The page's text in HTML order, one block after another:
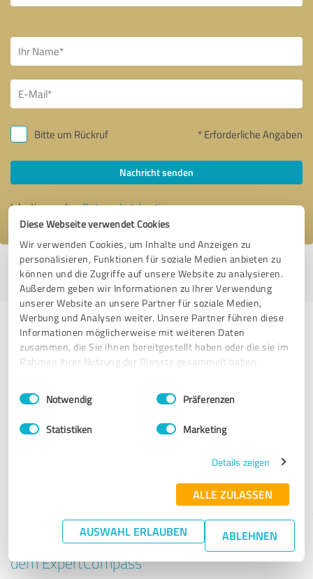
Diese Webseite verwendet Cookies
Wir verwenden Cookies, um Inhalte und Anzeigen zu
personalisieren, Funktionen für soziale Medien anbieten zu
können und die Zugriffe auf unsere Website zu analysieren.
Außerdem geben wir Informationen zu Ihrer Verwendung
unserer Website an unsere Partner für soziale Medien,
Werbung und Analysen weiter. Unsere Partner führen diese
Informationen möglicherweise mit weiteren Daten
zusammen, die Sie ihnen bereitgestellt haben oder die sie im
Rahmen Ihrer Nutzung der Dienste gesammelt haben.
Impressum Datenschutzbestimmungen
Einwilligungsauswahl
Notwendig Präferenzen
Statistiken Marketing
Details zeigen
ALLE ZULASSEN
AUSWAHL ERLAUBEN ABLEHNEN
Bitte um Rückruf * Erforderliche Angaben
Nachricht senden
Ich stimme denDatenschutzbestimmungenzu.
Profil aktiv seit 01.01.2019 | Letzte Aktualisierung: 31.07.2026
melden
Erfahrungen zu weiteren
Anbietern aus dem Bereich
Dienstleistungen
Kerstin Biß | Räume für mehr...
Tipp: Die passenden Experten finden - mit
dem ExpertCompass